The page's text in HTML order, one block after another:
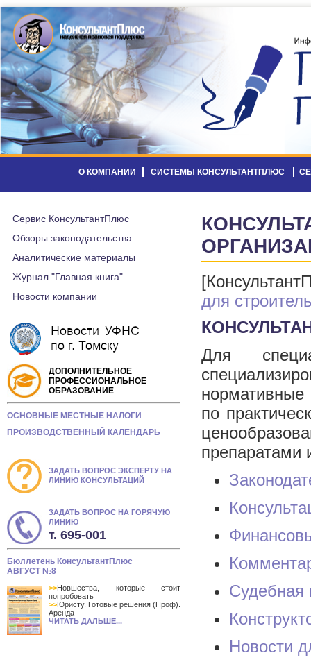
О КОМПАНИИ СИСТЕМЫ КОНСУЛЬТАНТПЛЮС
Сервис КонсультантПлюс
Обзоры законодательства
Аналитические материалы
Журнал "Главная книга"
Новости компании
ДОПОЛНИТЕЛЬНОЕ
ПРОФЕССИОНАЛЬНОЕ
ОБРАЗОВАНИЕ
ОСНОВНЫЕ МЕСТНЫЕ НАЛОГИ
ПРОИЗВОДСТВЕННЫЙ КАЛЕНДАРЬ
ЗАДАТЬ ВОПРОС ЭКСПЕРТУ НА
ЛИНИЮ КОНСУЛЬТАЦИЙ
ЗАДАТЬ ВОПРОС НА ГОРЯЧУЮ
ЛИНИЮ
т. 695-001
Бюллетень КонсультантПлюс
АВГУСТ №8
>>Новшества, которые стоит
попробовать
>>Юристу. Готовые решения (Проф).
Аренда
ЧИТАТЬ ДАЛЬШЕ...
для
Для
по
препаратами
Судебная
Новости